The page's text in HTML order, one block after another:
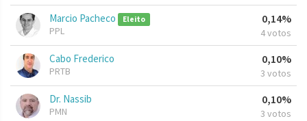
Marcio Pacheco Eleito
PPL
0,14%
4 votos
Cabo Frederico
PRTB
0,10%
3 votos
Dr. Nassib
PMN
0,10%
3 votos